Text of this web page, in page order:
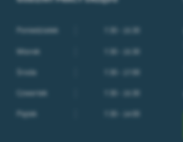
Poniedziałek
Wtorek
Środa
Czwartek
Piątek 7:30 - 14:00